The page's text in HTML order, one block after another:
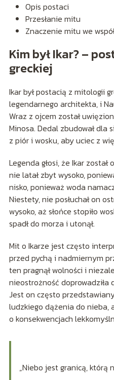
Opis postaci
Przesłanie mitu
Znaczenie mitu we
Kim był Ikar? –
greckiej
Ikar był postacią z mitologii
legendarnego architekta, i
Wraz z ojcem został
Minosa. Dedal zbudował dla
z piór i wosku, aby uciec z
Legenda głosi, że Ikar
nie latał zbyt wysoko,
nisko, ponieważ woda
Niestety, nie posłuchał on
wysoko, aż słońce stopiło
spadł do morza i utonął.
Mit o Ikarze jest często
przed pychą i nadmiernym
ten pragnął wolności i
nieostrożność doprowadziła
Jest on często
ludzkiego dążenia do nieba,
o konsekwencjach
„Niebo jest granicą, którą